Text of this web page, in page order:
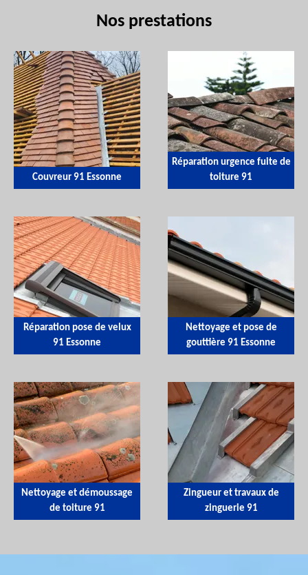
Nos prestations
Couvreur 91 Essonne
Réparation urgence fuite de
toiture 91
Réparation pose de velux
91 Essonne
Nettoyage et pose de
gouttière 91 Essonne
Nettoyage et démoussage
de toiture 91
Zingueur et travaux de
zinguerie 91